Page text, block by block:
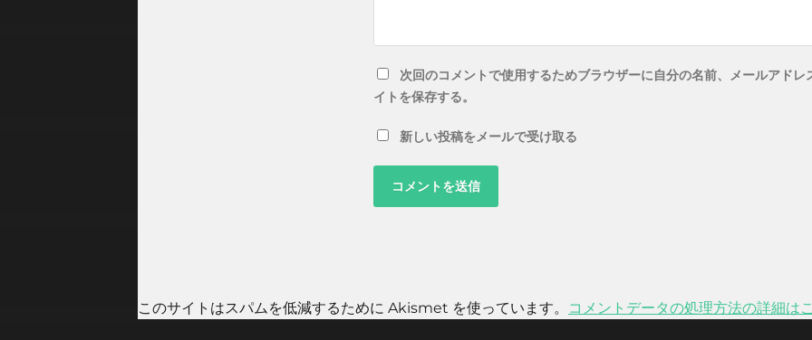
次回のコメントで使用するためブラウザーに自分の名前、メールアドレ
イトを保存する。
新しい投稿をメールで受け取る
このサイトはスパムを低減するために Akismet を使っています。 コメントデータの処理方法の詳細は